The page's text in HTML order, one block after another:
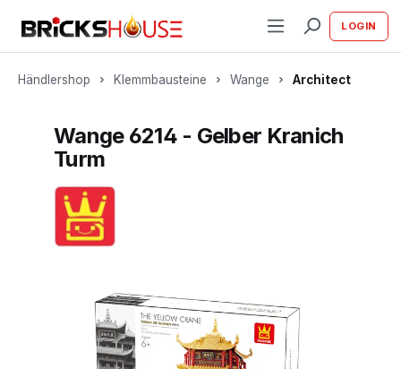
springen LOGIN
Händlershop Klemmbausteine Wange Architect
Wange 6214 - Gelber Kranich
Turm
Bildergalerie überspringen